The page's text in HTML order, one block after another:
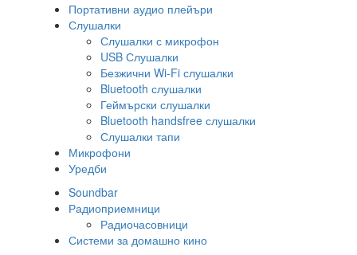
Портативни аудио плейъри
Слушалки
Слушалки с микрофон
USB Слушалки
Безжични Wi-Fi слушалки
Bluetooth слушалки
Геймърски слушалки
Bluetooth handsfree слушалки
Слушалки тапи
Микрофони
Уредби
Soundbar
Радиоприемници
Радиочасовници
Системи за домашно кино